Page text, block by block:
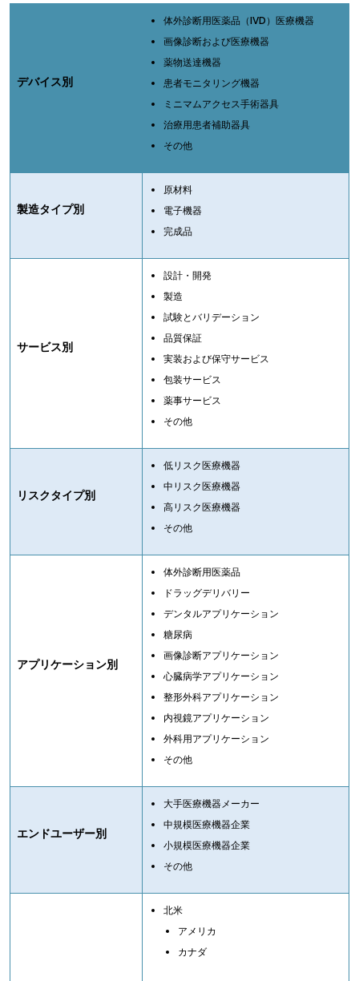
デバイス別
体外診断用医薬品（IVD）医療機器
画像診断および医療機器
薬物送達機器
患者モニタリング機器
ミニマムアクセス手術器具
治療用患者補助器具
その他
製造タイプ別
原材料
電子機器
完成品
サービス別
設計・開発
製造
試験とバリデーション
品質保証
実装および保守サービス
包装サービス
薬事サービス
その他
リスクタイプ別
低リスク医療機器
中リスク医療機器
高リスク医療機器
その他
アプリケーション別
体外診断用医薬品
ドラッグデリバリー
デンタルアプリケーション
糖尿病
画像診断アプリケーション
心臓病学アプリケーション
整形外科アプリケーション
内視鏡アプリケーション
外科用アプリケーション
その他
エンドユーザー別
大手医療機器メーカー
中規模医療機器企業
小規模医療機器企業
その他
北米
アメリカ
カナダ